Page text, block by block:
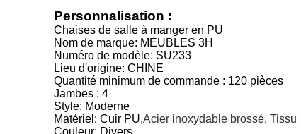
Personnalisation :
Chaises de salle à manger en PU
Nom de marque: MEUBLES 3H
Numéro de modèle: SU233
Lieu d'origine: CHINE
Quantité minimum de commande : 120 pièces
Jambes : 4
Style: Moderne
Matériel: Cuir PU,Acier inoxydable brossé, Tissu
Couleur: Divers